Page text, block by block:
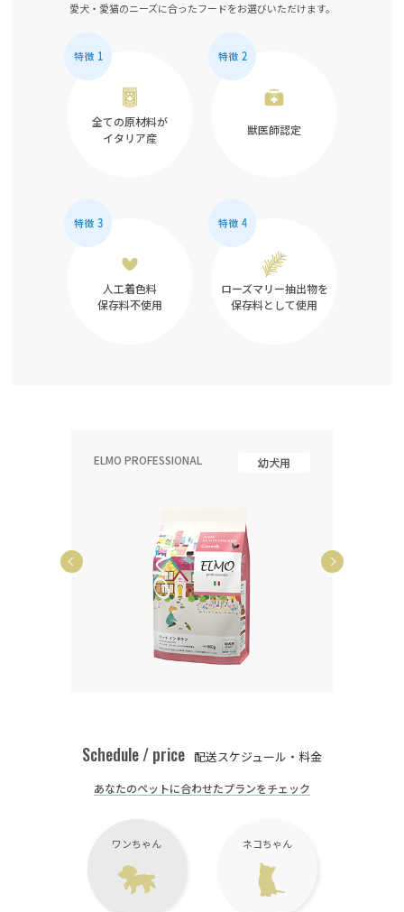
愛犬・愛猫のニーズに合ったフードをお選びいただけます。
全ての原材料が
イタリア産
獣医師認定
人工着色料
保存料不使用
ローズマリー抽出物を
保存料として使用
ELMO PROFESSIONAL 幼犬用
Schedule / price 配送スケジュール・料金
あなたのペットに合わせたプランをチェック
ワンちゃん ネコちゃん